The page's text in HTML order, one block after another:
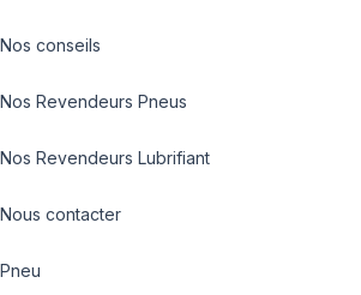
Nos conseils
Nos Revendeurs Pneus
Nos Revendeurs Lubrifiant
Nous contacter
Pneu